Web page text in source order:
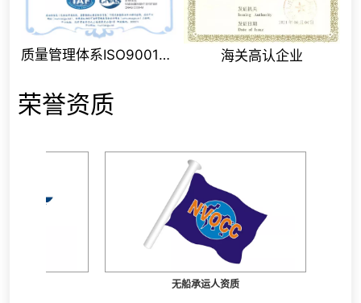
质量管理体系ISO9001认证证书 海关高认企业
荣誉资质